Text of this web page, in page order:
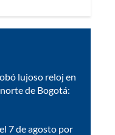
lujoso reloj en
de Bogotá:
7 de agosto por